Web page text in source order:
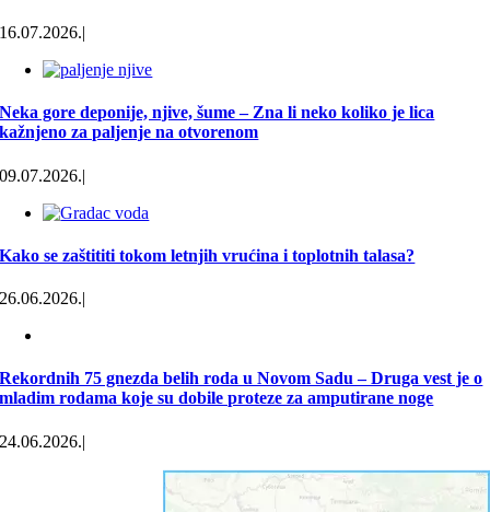
Ministarstvo
planira donošenje
klimatskim
promenama
05.08.2026.
Profesor
je jedna od
najblažih suša u
21. veku – kako je
16.07.2026.|
Neka gore deponije, njive, šume – Zna li neko koliko je lica
kažnjeno za paljenje na otvorenom
09.07.2026.|
Kako se zaštititi tokom letnjih vrućina i toplotnih talasa?
26.06.2026.|
Rekordnih 75 gnezda belih roda u Novom Sadu – Druga vest je o
mladim rodama koje su dobile proteze za amputirane noge
24.06.2026.|